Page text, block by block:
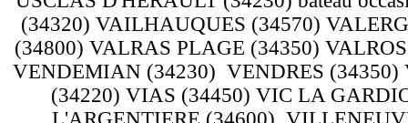
(34320) VAILHAUQUES (34570)
(34800) VALRAS PLAGE (34350)
VENDEMIAN (34230) VENDRES (34350)
(34220) VIAS (34450) VIC LA